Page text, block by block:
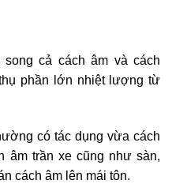
cả cách âm và cách
phần lớn nhiệt lượng từ
có tác dụng vừa cách
âm trần xe cũng như sàn,
cách âm lên mái tôn.